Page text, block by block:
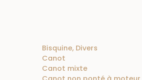
Bisquine, Divers
Canot
Canot mixte